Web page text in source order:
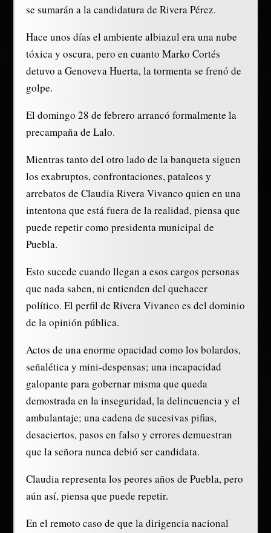
se sumarán a la candidatura de Rivera Pérez.
Hace unos días el ambiente albiazul era una nube
tóxica y oscura, pero en cuanto Marko Cortés
detuvo a Genoveva Huerta, la tormenta se frenó de
golpe.
El domingo 28 de febrero arrancó formalmente la
precampaña de Lalo.
Mientras tanto del otro lado de la banqueta siguen
los exabruptos, confrontaciones, pataleos y
arrebatos de Claudia Rivera Vivanco quien en una
intentona que está fuera de la realidad, piensa que
puede repetir como presidenta municipal de
Puebla.
Esto sucede cuando llegan a esos cargos personas
que nada saben, ni entienden del quehacer
político. El perfil de Rivera Vivanco es del dominio
de la opinión pública.
Actos de una enorme opacidad como los bolardos,
señalética y mini-despensas; una incapacidad
galopante para gobernar misma que queda
demostrada en la inseguridad, la delincuencia y el
ambulantaje; una cadena de sucesivas pifias,
desaciertos, pasos en falso y errores demuestran
que la señora nunca debió ser candidata.
Claudia representa los peores años de Puebla, pero
aún así, piensa que puede repetir.
En el remoto caso de que la dirigencia nacional